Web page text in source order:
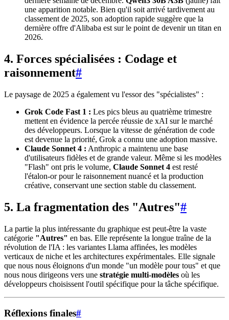
une apparition notable. Bien qu'il soit arrivé tardivement au
classement de 2025, son adoption rapide suggère que la
dernière offre d'Alibaba est sur le point de devenir un titan en
2026.
4. Forces spécialisées : Codage et
raisonnement#
Le paysage de 2025 a également vu l'essor des "spécialistes" :
Grok Code Fast 1 : Les pics bleus au quatrième trimestre
mettent en évidence la percée réussie de xAI sur le marché
des développeurs. Lorsque la vitesse de génération de code
est devenue la priorité, Grok a connu une adoption massive.
Claude Sonnet 4 : Anthropic a maintenu une base
d'utilisateurs fidèles et de grande valeur. Même si les modèles
"Flash" ont pris le volume, Claude Sonnet 4 est resté
l'étalon-or pour le raisonnement nuancé et la production
créative, conservant une section stable du classement.
5. La fragmentation des "Autres"#
La partie la plus intéressante du graphique est peut-être la vaste
catégorie "Autres" en bas. Elle représente la longue traîne de la
révolution de l'IA : les variantes Llama affinées, les modèles
verticaux de niche et les architectures expérimentales. Elle signale
que nous nous éloignons d'un monde "un modèle pour tous" et que
nous nous dirigeons vers une stratégie multi-modèles où les
développeurs choisissent l'outil spécifique pour la tâche spécifique.
Réflexions finales#